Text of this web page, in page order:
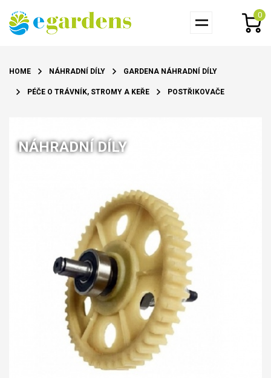
0
HOME NÁHRADNÍ DÍLY GARDENA NÁHRADNÍ DÍLY
PÉČE O TRÁVNÍK, STROMY A KEŘE POSTŘIKOVAČE
NÁHRADNÍ DÍLY